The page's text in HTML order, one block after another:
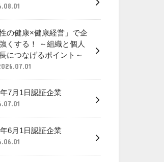
性の健康×健康経営」で企
くする！ ～組織と個人
につなげるポイント～
7月1日認証企業
6月1日認証企業